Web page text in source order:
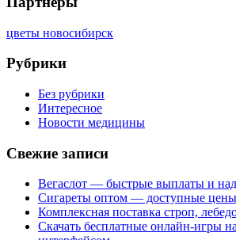
цветы новосибирск
Рубрики
Без рубрики
Интересное
Новости медицины
Свежие записи
Вегаслот — быстрые выплаты и
Сигареты оптом — доступные
Комплексная поставка строп,
Скачать бесплатные онлайн-игры